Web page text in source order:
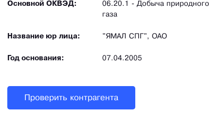
Основной ОКВЭД:
06.20.1 - Добыча природного
газа
Название юр лица: "ЯМАЛ СПГ", ОАО
Год основания: 07.04.2005
Проверить контрагента